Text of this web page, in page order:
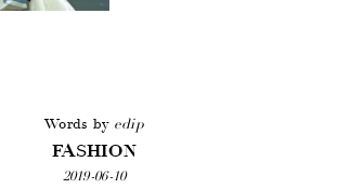
Words by edip
FASHION
2019-06-10